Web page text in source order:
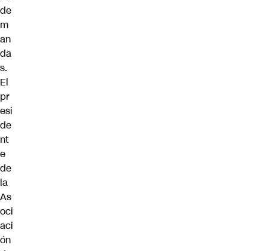
de
m
an
da
s.
El
pr
esi
de
nt
e
de
la
As
oci
aci
ón